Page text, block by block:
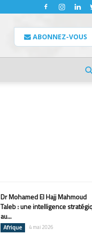
ABONNEZ-VOUS
Dr Mohamed El Hajj Mahmoud
Taleb : une intelligence
au...
Afrique 4 mai 2026